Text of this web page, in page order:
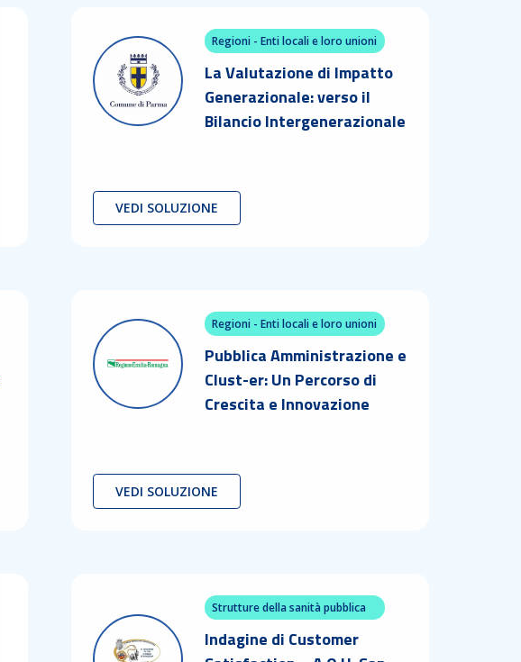
Regioni - Enti locali e loro unioni
La Valutazione di Impatto
Generazionale: verso il
Bilancio Intergenerazionale
VEDI SOLUZIONE
Regioni - Enti locali e loro unioni
Pubblica Amministrazione e
Clust-er: Un Percorso di
Crescita e Innovazione
VEDI SOLUZIONE
Strutture della sanità pubblica
Indagine di Customer